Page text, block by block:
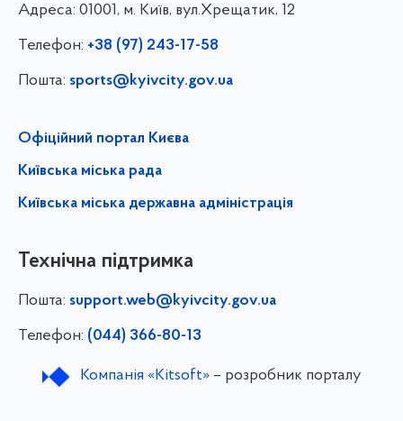
Адреса: 01001, м. Київ, вул.Хрещатик, 12
Телефон: +38 (97) 243-17-58
Пошта: sports@kyivcity.gov.ua
Офіційний портал Києва
Київська міська рада
Київська міська державна адміністрація
Технічна підтримка
Пошта: support.web@kyivcity.gov.ua
Телефон: (044) 366-80-13
Компанія «Kitsoft»– розробник порталу